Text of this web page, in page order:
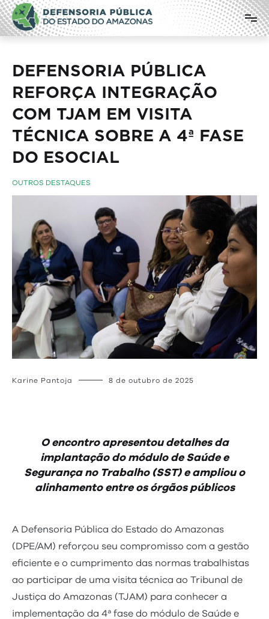
Pular
para
o
conteúdo
Defensoria Pública do Estado do
Amazonas
DEFENSORIA PÚBLICA
REFORÇA INTEGRAÇÃO
COM TJAM EM VISITA
TÉCNICA SOBRE A 4ª FASE
DO ESOCIAL
OUTROS DESTAQUES
Karine Pantoja 8 de outubro de 2025
O encontro apresentou detalhes da
implantação do módulo de Saúde e
Segurança no Trabalho (SST) e ampliou o
alinhamento entre os órgãos públicos
A Defensoria Pública do Estado do Amazonas
(DPE/AM) reforçou seu compromisso com a gestão
eficiente e o cumprimento das normas trabalhistas
ao participar de uma visita técnica ao Tribunal de
Justiça do Amazonas (TJAM) para conhecer a
implementação da 4ª fase do módulo de Saúde e